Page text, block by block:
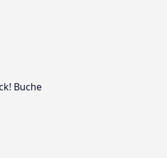
Buche